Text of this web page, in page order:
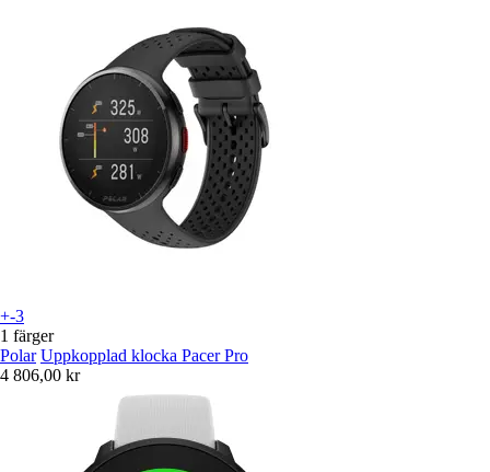
+-3
1 färger
Polar Uppkopplad klocka Pacer Pro
4 806,00 kr